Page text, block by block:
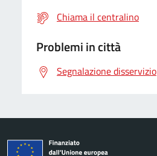
Chiama il centralino
Problemi in città
Segnalazione disservizio